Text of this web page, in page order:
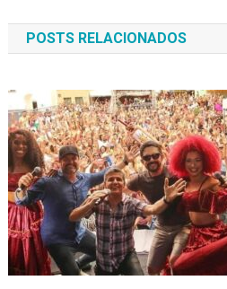
de
Post
POSTS RELACIONADOS